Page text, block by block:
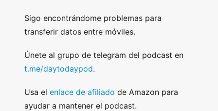
Sigo encontrándome problemas para
transferir datos entre móviles.
Únete al grupo de telegram del podcast en
t.me/daytodaypod.
Usa el enlace de afiliado de Amazon para
ayudar a mantener el podcast.